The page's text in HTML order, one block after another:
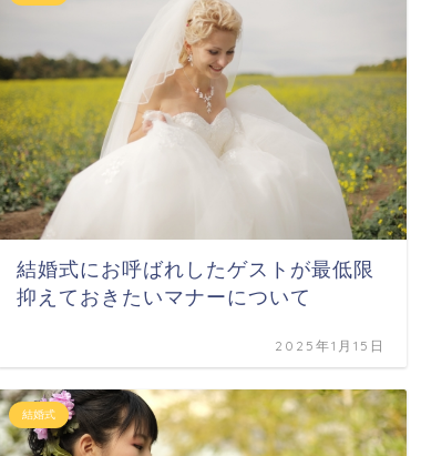
結婚式にお呼ばれしたゲストが最低限
抑えておきたいマナーについて
2025年1月15日
結婚式